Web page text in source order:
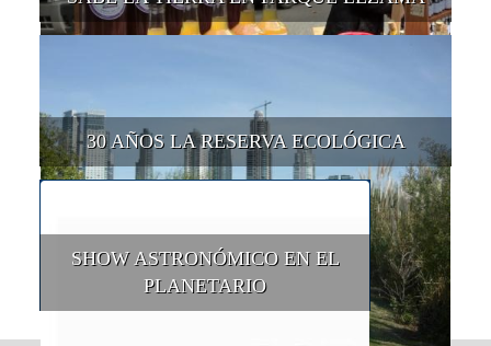
30 AÑOS LA RESERVA ECOLÓGICA
SHOW ASTRONÓMICO EN EL
PLANETARIO